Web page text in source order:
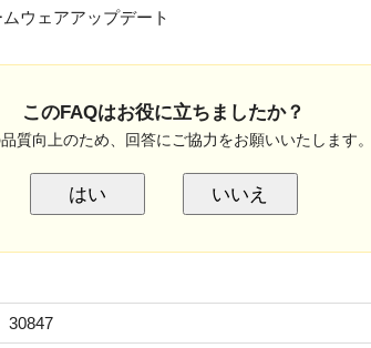
ウェアアップデート
このFAQはお役に立ちましたか？
質向上のため、回答にご協力をお願いいたします。
はい いいえ
30847